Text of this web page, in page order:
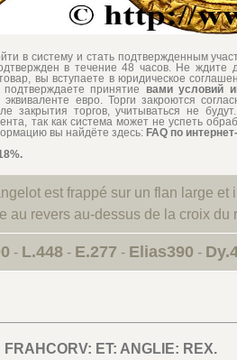
в систему и стать подтвержденным
в течение 48 часов. Не ждите
вы вступаете в юридическое
принятие вами условий
евро. Торги закроются
закрытия торгов, учитываться не
так как система может не успеть
вы найдёте здесь: FAQ по
est frappé sur un flan large et
au revers au-dessus de la croix du
- L.448 - E.277 - Elias390 -
ET: ANGLIE: REX.